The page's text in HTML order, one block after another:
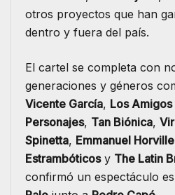
otros proyectos que han
dentro y fuera del país.
El cartel se completa con
generaciones y géneros
Vicente García, Los
Personajes, Tan Biónica,
Spinetta, Emmanuel
Estrambóticosy The Latin
confirmó un espectáculo